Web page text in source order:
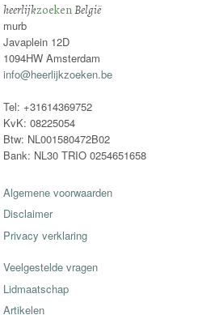
heerlijkzoekenBelgië
murb
Javaplein 12D
1094HW Amsterdam
info@heerlijkzoeken.be
Tel: +31614369752
KvK: 08225054
Btw: NL001580472B02
Bank: NL30 TRIO 0254651658
Algemene voorwaarden
Disclaimer
Privacy verklaring
Veelgestelde vragen
Lidmaatschap
Artikelen